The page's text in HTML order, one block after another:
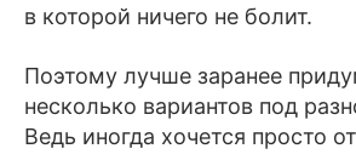
в которой ничего не болит.
Поэтому лучше заранее
несколько вариантов под
Ведь иногда хочется просто